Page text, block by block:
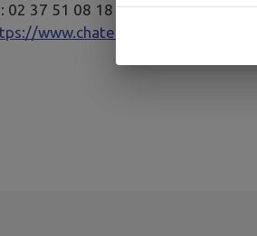
02 37 51 08 18
www.chateauneuf-en-